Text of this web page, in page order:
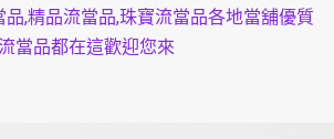
品,精品流當品,珠寶流當品各地當舖優質
當品都在這歡迎您來